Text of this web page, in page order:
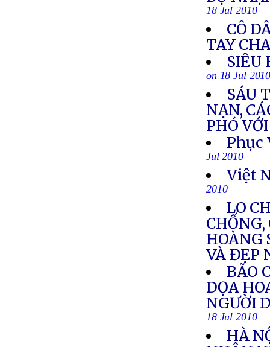
18 Jul 2010
CÔ
TAY
SIÊU
on 18 Jul
SÁU
NẠN,
PHÓ
Phục
Jul 2010
Việt
2010
LO
HOÀNG
VÀ ĐẸP
BÃO
DỌA
NGƯỜI
18 Jul 2010
HÀ